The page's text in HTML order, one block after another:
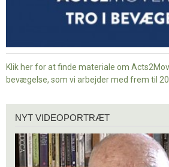
Klik her for at finde materiale om
bevægelse, som vi arbejder med frem til
videoportræt
NYT VIDEOPORTRÆT